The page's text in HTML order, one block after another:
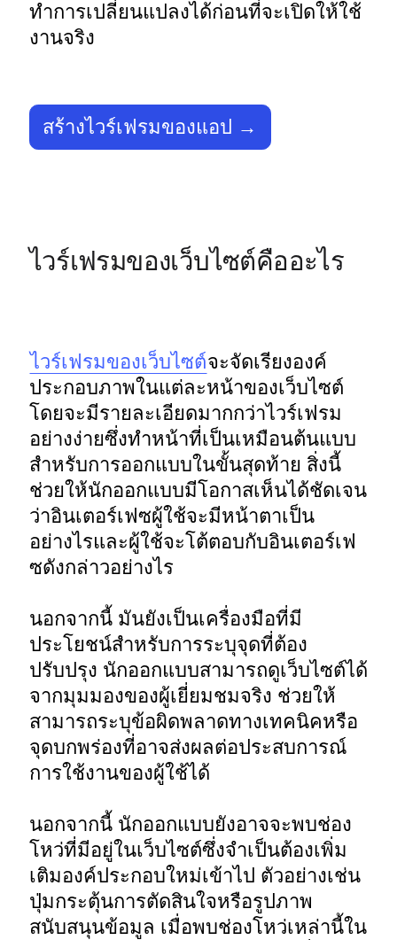
ทำการเปลี่ยนแปลงได้ก่อนที่จะเปิดให้ใช้
งานจริง
สร้างไวร์เฟรมของแอป →
ไวร์เฟรมของเว็บไซต์คืออะไร
ไวร์เฟรมของเว็บไซต์จะจัดเรียงองค์
ประกอบภาพในแต่ละหน้าของเว็บไซต์
โดยจะมีรายละเอียดมากกว่าไวร์เฟรม
อย่างง่ายซึ่งทำหน้าที่เป็นเหมือนต้นแบบ
สำหรับการออกแบบในขั้นสุดท้าย สิ่งนี้
ช่วยให้นักออกแบบมีโอกาสเห็นได้ชัดเจน
ว่าอินเตอร์เฟซผู้ใช้จะมีหน้าตาเป็น
อย่างไรและผู้ใช้จะโต้ตอบกับอินเตอร์เฟ
ซดังกล่าวอย่างไร
นอกจากนี้ มันยังเป็นเครื่องมือที่มี
ประโยชน์สำหรับการระบุจุดที่ต้อง
ปรับปรุง นักออกแบบสามารถดูเว็บไซต์ได้
จากมุมมองของผู้เยี่ยมชมจริง ช่วยให้
สามารถระบุข้อผิดพลาดทางเทคนิคหรือ
จุดบกพร่องที่อาจส่งผลต่อประสบการณ์
การใช้งานของผู้ใช้ได้
นอกจากนี้ นักออกแบบยังอาจจะพบช่อง
โหว่ที่มีอยู่ในเว็บไซต์ซึ่งจำเป็นต้องเพิ่ม
เติมองค์ประกอบใหม่เข้าไป ตัวอย่างเช่น
ปุ่มกระตุ้นการตัดสินใจหรือรูปภาพ
สนับสนุนข้อมูล เมื่อพบช่องโหว่เหล่านี้ใน